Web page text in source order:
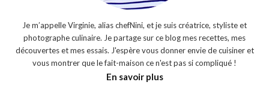
Je m’appelle Virginie, alias chefNini, et je suis créatrice, styliste et
photographe culinaire. Je partage sur ce blog mes recettes, mes
découvertes et mes essais. J'espère vous donner envie de cuisiner et
vous montrer que le fait-maison ce n'est pas si compliqué !
En savoir plus